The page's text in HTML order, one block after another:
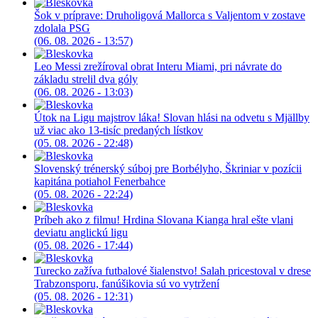
Šok v príprave: Druholigová Mallorca s Valjentom v zostave
zdolala PSG
(06. 08. 2026 - 13:57)
Leo Messi zrežíroval obrat Interu Miami, pri návrate do
základu strelil dva góly
(06. 08. 2026 - 13:03)
Útok na Ligu majstrov láka! Slovan hlási na odvetu s Mjällby
už viac ako 13-tisíc predaných lístkov
(05. 08. 2026 - 22:48)
Slovenský trénerský súboj pre Borbélyho, Škriniar v pozícii
kapitána potiahol Fenerbahce
(05. 08. 2026 - 22:24)
Príbeh ako z filmu! Hrdina Slovana Kianga hral ešte vlani
deviatu anglickú ligu
(05. 08. 2026 - 17:44)
Turecko zažíva futbalové šialenstvo! Salah pricestoval v drese
Trabzonsporu, fanúšikovia sú vo vytržení
(05. 08. 2026 - 12:31)